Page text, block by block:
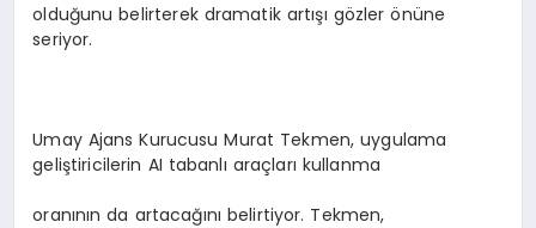
olduğunu belirterek dramatik artışı gözler önüne
seriyor.
Umay Ajans Kurucusu Murat Tekmen, uygulama
geliştiricilerin AI tabanlı araçları kullanma
oranının da artacağını belirtiyor. Tekmen,